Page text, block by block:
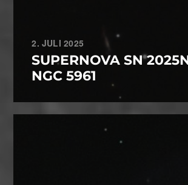
2. JULI 2025
SUPERNOVA SN
NGC 5961